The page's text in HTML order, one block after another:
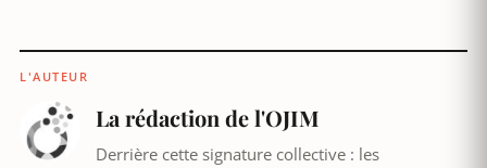
L'AUTEUR
La rédaction de l'OJIM
Derrière cette signature collective : les